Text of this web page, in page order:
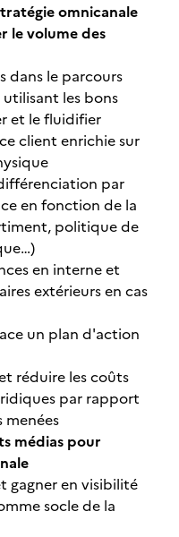
omnicanale
le volume des
dans le parcours
les bons
et le fluidifier
client enrichie sur
par
en fonction de la
politique de
en interne et
extérieurs en cas
un plan d'action
réduire les coûts
par rapport
médias pour
gagner en visibilité
socle de la